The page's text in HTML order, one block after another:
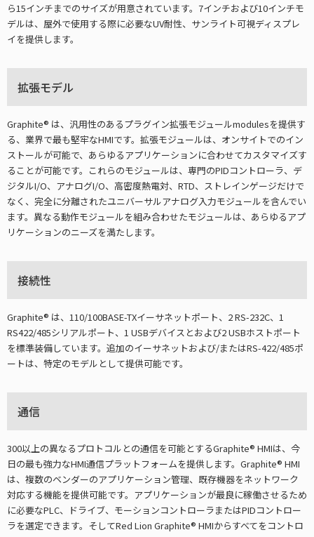
ら15インチまでのサイズが用意されています。7インチおよび10インチモ
デルは、屋外で使用する際に必要なUV耐性、サンライト可視ディスプレ
イを提供します。
拡張モデル
Graphite® は、汎用性のあるプラグイン拡張モジュールmodulesを提供す
る、業界で最も堅牢なHMIです。拡張モジュールは、オンサイトでのイン
ストールが可能で、あらゆるアプリケーションに合わせてカスタマイズす
ることが可能です。これらのモジュールは、専門のPIDコントローラ、デ
ジタルI/O、アナログI/O、高密度熱電対、RTD、ストレインゲージだけで
なく、完全に分離されたユニバーサルアナログ入力モジュールを含んでい
ます。異なる動作モジュールを組み合わせたモジュールは、あらゆるアプ
リケーションのニーズを満たします。
接続性
Graphite® は、110/100BASE-TXイーサネットポート、2 RS-232C、1
RS422/485シリアルポート、1 USBデバイスとおよび2 USBホストポート
を標準装備しています。追加のイーサネットおよび/またはRS-422/485ポ
ートは、特定のモデルとして提供可能です。
通信
300以上の異なるプロトコルとの通信を可能とするGraphite® HMIは、今
日の最も強力なHMI通信プラットフォームを提供します。Graphite® HMI
は、複数のベンダーのアプリケーション管理、既存機器をネットワーク
対応する機能を提供可能です。アプリケーションが最良に稼働させるため
に必要なPLC、ドライブ、モーションコントローラまたはPIDコントロー
ラを選定できます。そしてRed Lion Graphite® HMIからすべてをコントロ